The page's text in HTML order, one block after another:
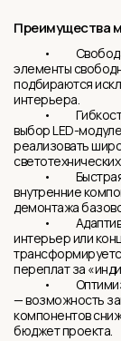
Преимущества
• Свобода
элементы
подбираются
интерьера.
• Гибкость в
выбор LED-
реализовать
• Быстрая
внутренние
демонтажа
•
интерьер или
переплат за
•
— возможность
компонентов
бюджет проекта.